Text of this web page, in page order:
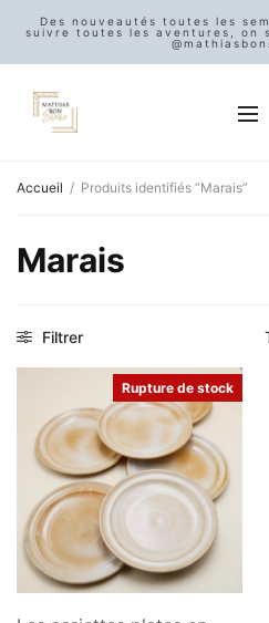
Des nouveautés toutes les
suivre toutes les aventures, on
Accueil / Produits identifiés “Marais”
Marais
Filtrer
Rupture de stock